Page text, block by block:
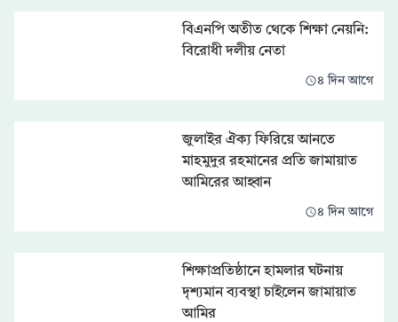
বিএনপি অতীত থেকে শিক্ষা নেয়নি:
বিরোধী দলীয় নেতা
৪ দিন আগে
জুলাইর ঐক্য ফিরিয়ে আনতে
মাহমুদুর রহমানের প্রতি জামায়াত
আমিরের আহ্বান
৪ দিন আগে
শিক্ষাপ্রতিষ্ঠানে হামলার ঘটনায়
দৃশ্যমান ব্যবস্থা চাইলেন জামায়াত
আমির